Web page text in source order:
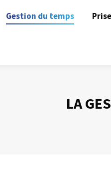
Gestion du temps
LA